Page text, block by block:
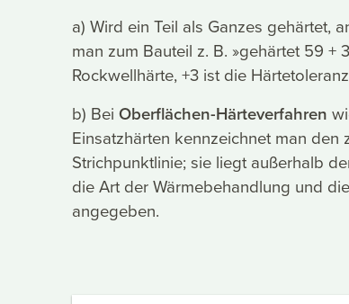
a) Wird ein Teil als Ganzes gehärtet,
man zum Bauteil z. B. »gehärtet 59 +
Rockwellhärte, +3 ist die
b) Bei Oberflächen-Härteverfahren
Einsatzhärten kennzeichnet man
Strichpunktlinie; sie liegt außerhalb
die Art der Wärmebehandlung und
angegeben.